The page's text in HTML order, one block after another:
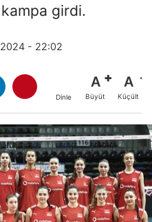
kampa girdi.
- 22:02
Dinle
A
Büyüt
A
Küçült